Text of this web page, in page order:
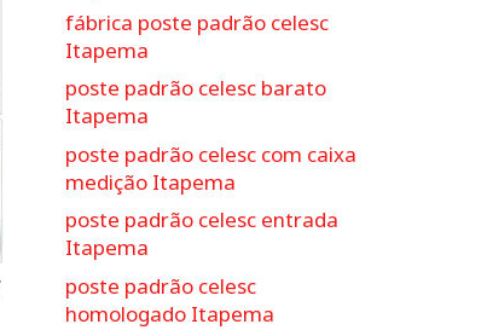
fábrica poste padrão celesc
Itapema
poste padrão celesc barato
Itapema
poste padrão celesc com caixa
medição Itapema
poste padrão celesc entrada
Itapema
poste padrão celesc
homologado Itapema